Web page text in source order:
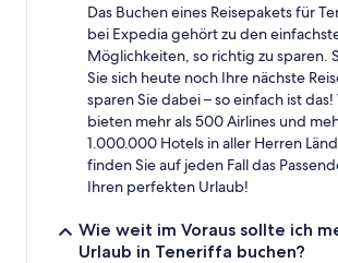
zusätzliche
Bedingungen
Das Buchen eines Reisepakets für
bei Expedia gehört zu den
Möglichkeiten, so richtig zu sparen.
Sie sich heute noch Ihre nächste
sparen Sie dabei – so einfach ist das!
bieten mehr als 500 Airlines und
1.000.000 Hotels in aller Herren
finden Sie auf jeden Fall das
Ihren perfekten Urlaub!
Wie weit im Voraus sollte ich
Urlaub in Teneriffa buchen?